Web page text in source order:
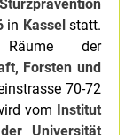
in Kasselstatt.
der
Forsten und
70-72
vom Institut
Universität